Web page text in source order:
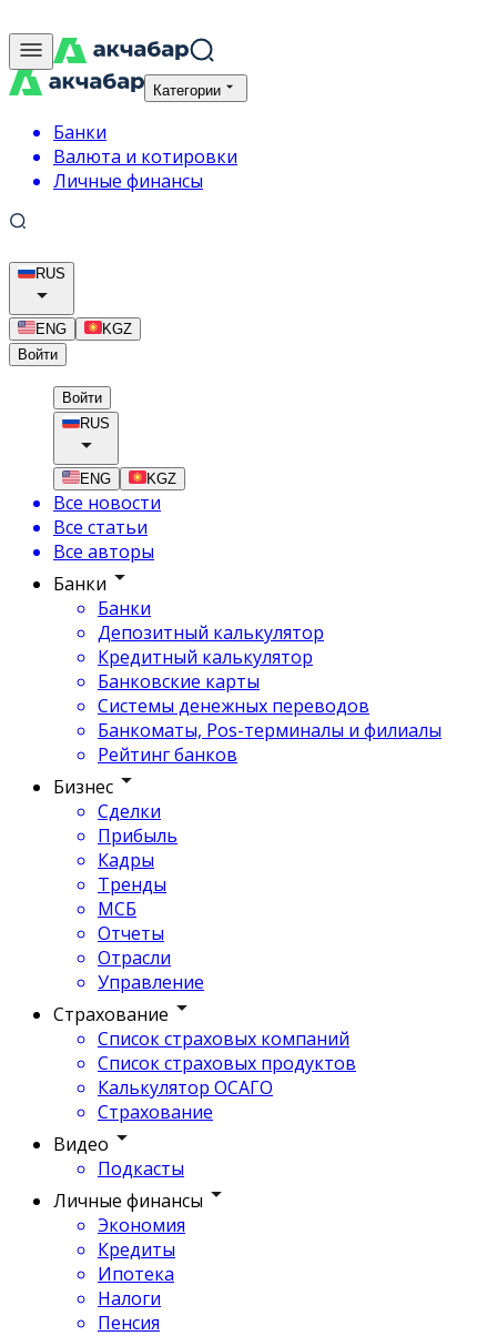
Категории
Банки
Валюта и котировки
Личные финансы
RUS
ENG
KGZ
Войти
Войти
RUS
ENG KGZ
Все новости
Все статьи
Все авторы
Банки
Банки
Депозитный калькулятор
Кредитный калькулятор
Банковские карты
Системы денежных переводов
Банкоматы, Pos-терминалы и филиалы
Рейтинг банков
Бизнес
Сделки
Прибыль
Кадры
Тренды
МСБ
Отчеты
Отрасли
Управление
Страхование
Список страховых компаний
Список страховых продуктов
Калькулятор ОСАГО
Страхование
Видео
Подкасты
Личные финансы
Экономия
Кредиты
Ипотека
Налоги
Пенсия